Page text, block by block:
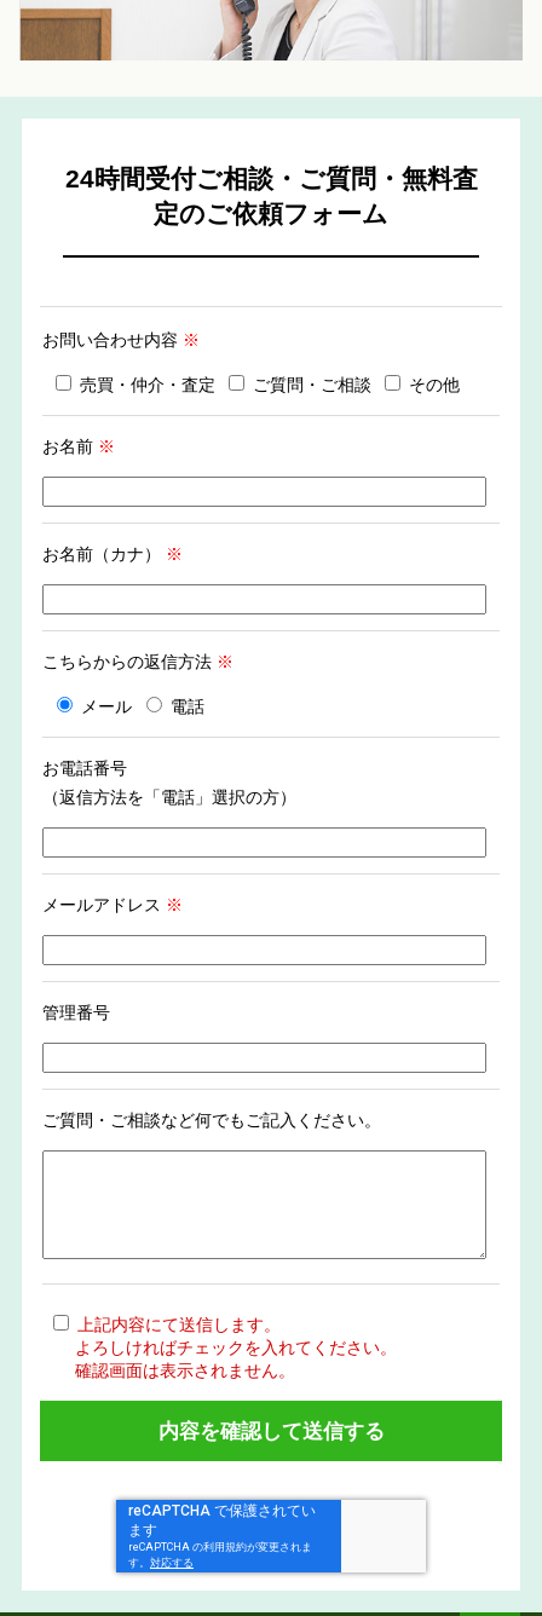
24時間受付ご相談・ご質問・無料査
定のご依頼フォーム
お問い合わせ内容 ※
売買・仲介・査定 ご質問・ご相談 その他
お名前 ※
お名前（カナ） ※
こちらからの返信方法 ※
メール 電話
お電話番号
（返信方法を「電話」選択の方）
メールアドレス ※
管理番号
ご質問・ご相談など何でもご記入ください。
上記内容にて送信します。
よろしければチェックを入れてください。
確認画面は表示されません。